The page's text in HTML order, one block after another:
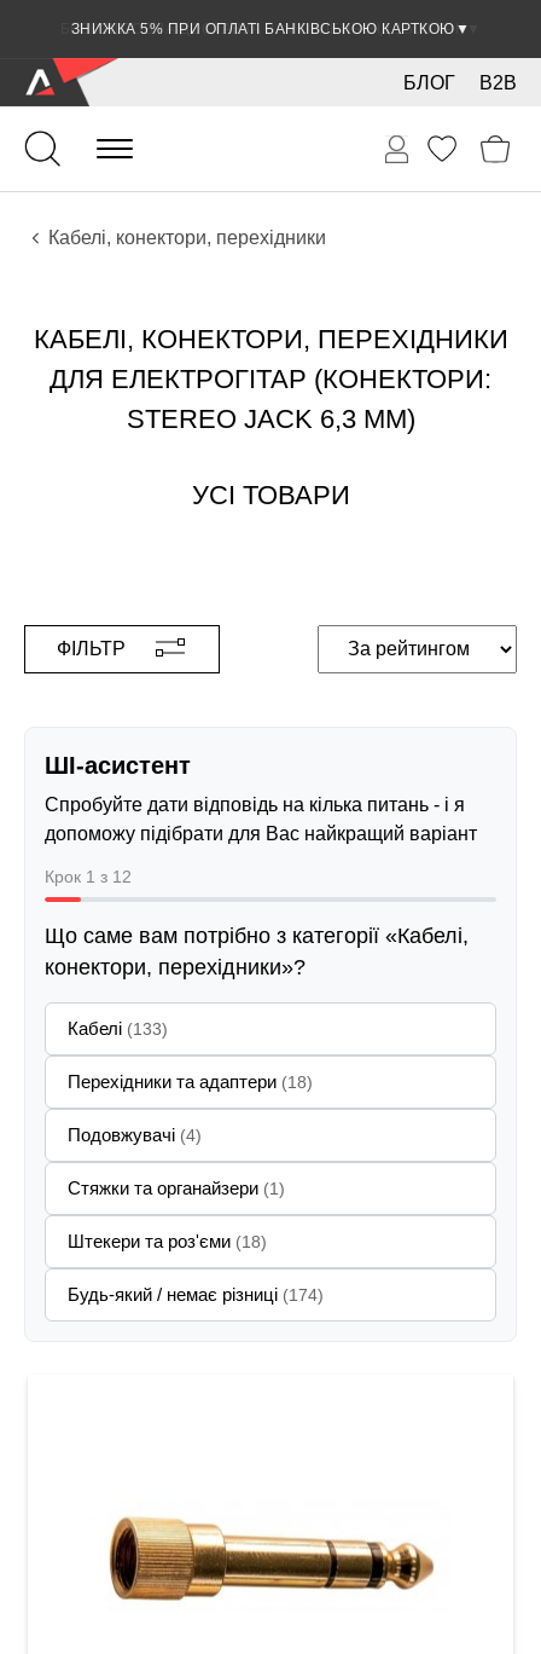
ЗНИЖКА 5% ПРИ ОПЛАТІ БАНКІВСЬКОЮ КАРТКОЮ ▼
B2B
БЛОГ
Гітари
Електро інструменти
Звукове обладнання
Кабелі, конектори, перехідники
КАБЕЛІ, КОНЕКТОРИ, ПЕРЕХІДНИКИ
ДЛЯ ЕЛЕКТРОГІТАР (КОНЕКТОРИ:
STEREO JACK 6,3 ММ)
УСІ ТОВАРИ
ФІЛЬТР
ШІ-асистент
Спробуйте дати відповідь на кілька питань - і я
допоможу підібрати для Вас найкращий варіант
Крок 1 з 12
Що саме вам потрібно з категорії «Кабелі,
конектори, перехідники»?
Кабелі (133)
Перехідники та адаптери (18)
Подовжувачі (4)
Стяжки та органайзери (1)
Штекери та роз'єми (18)
Будь-який / немає різниці (174)